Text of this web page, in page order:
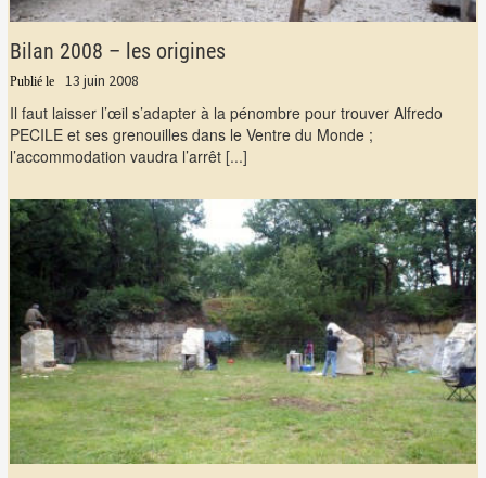
Bilan 2008 – les origines
13 juin 2008
Il faut laisser l’œil s’adapter à la pénombre pour trouver Alfredo
PECILE et ses grenouilles dans le Ventre du Monde ;
l’accommodation vaudra l’arrêt [...]